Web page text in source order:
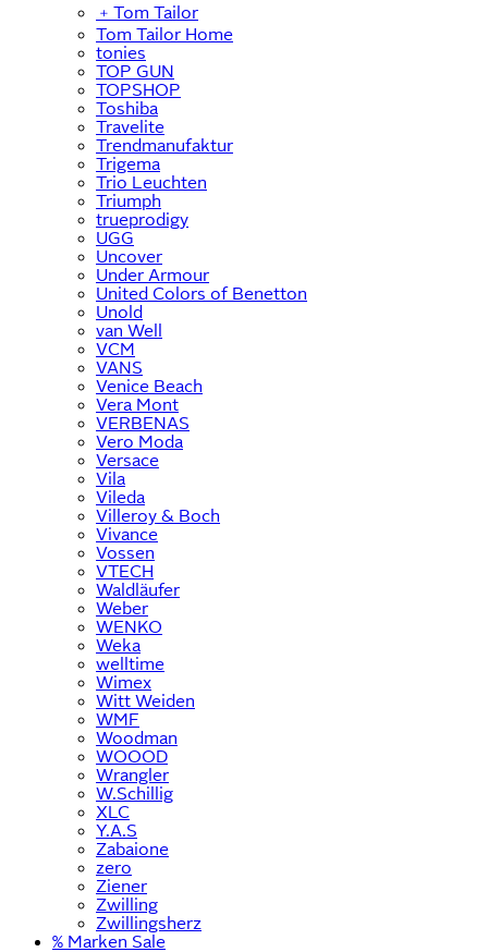
﹢ Tom Tailor
Tom Tailor Home
tonies
TOP GUN
TOPSHOP
Toshiba
Travelite
Trendmanufaktur
Trigema
Trio Leuchten
Triumph
trueprodigy
UGG
Uncover
Under Armour
United Colors of Benetton
Unold
van Well
VCM
VANS
Venice Beach
Vera Mont
VERBENAS
Vero Moda
Versace
Vila
Vileda
Villeroy & Boch
Vivance
Vossen
VTECH
Waldläufer
Weber
WENKO
Weka
welltime
Wimex
Witt Weiden
WMF
Woodman
WOOOD
Wrangler
W.Schillig
XLC
Y.A.S
Zabaione
zero
Ziener
Zwilling
Zwillingsherz
% Marken Sale